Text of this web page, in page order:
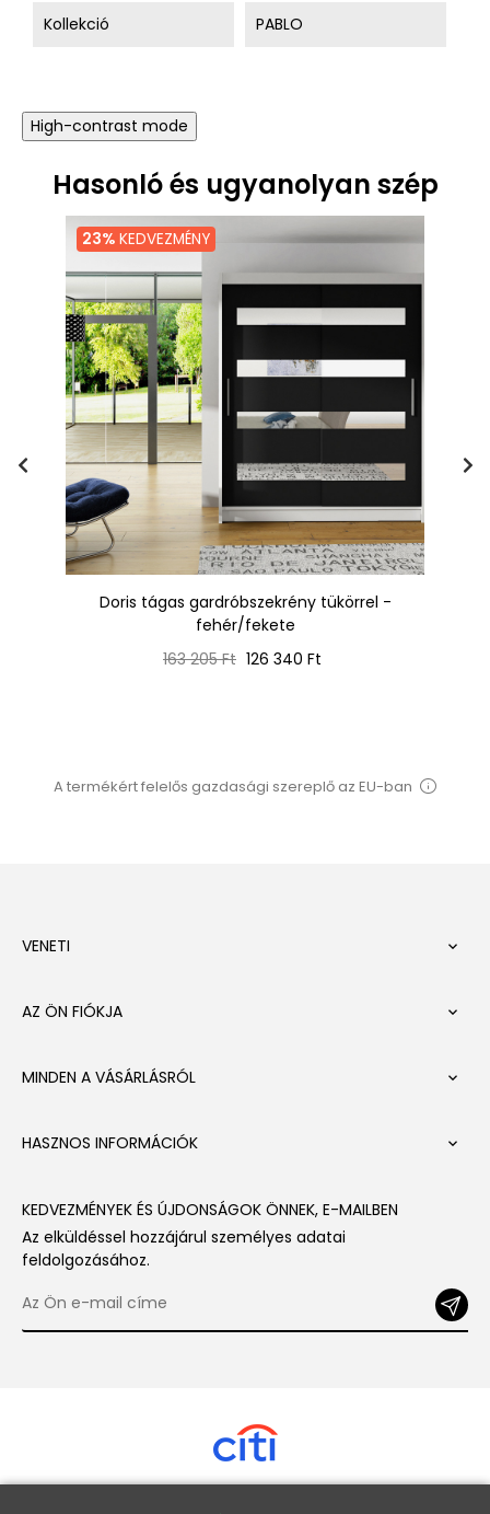
Kollekció PABLO
High-contrast mode
Hasonló és ugyanolyan szép
23% KEDVEZMÉNY
Doris tágas gardróbszekrény tükörrel -
fehér/fekete
Normál
163 205 Ft Ár
126 340 Ft
A termékért felelős gazdasági szereplő az EU-ban
VENETI 
AZ ÖN FIÓKJA 
MINDEN A VÁSÁRLÁSRÓL 
HASZNOS INFORMÁCIÓK 
KEDVEZMÉNYEK ÉS ÚJDONSÁGOK ÖNNEK, E-MAILBEN
Az elküldéssel hozzájárul személyes adatai
feldolgozásához.